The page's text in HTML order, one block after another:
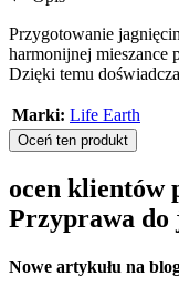
Przygotowanie
harmonijnej mieszance
Dzięki temu
Marki: Life Earth
Oceń ten produkt
ocen klientów
Przyprawa do
Nowe artykułu na